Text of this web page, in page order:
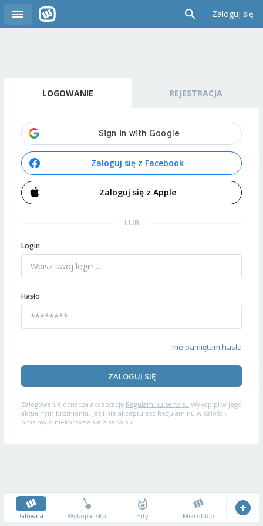
Zaloguj się
LOGOWANIE REJESTRACJA
Zaloguj się z Facebook
Zaloguj się z Apple
LUB
Login
Hasło
nie pamiętam hasła
ZALOGUJ SIĘ
Zalogowanie oznacza akceptację Regulaminu serwisu Wykop.pl w jego
aktualnym brzmieniu. Jeśli nie akceptujesz Regulaminu w całości,
prosimy o niekorzystanie z serwisu.
Główna Wykopalisko Hity Mikroblog